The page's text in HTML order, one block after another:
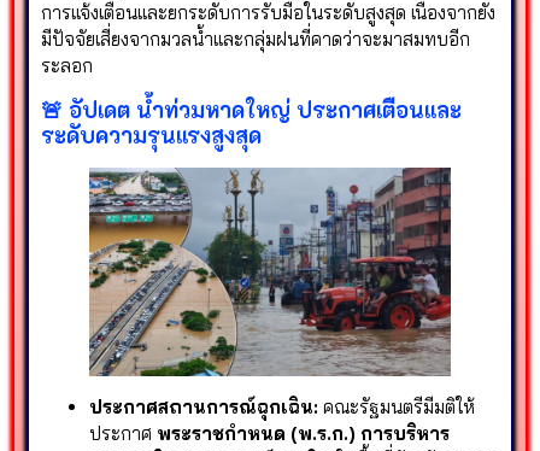
การแจ้งเตือนและยกระดับการรับมือในระดับสูงสุด เนื่องจากยัง
มีปัจจัยเสี่ยงจากมวลน้ำและกลุ่มฝนที่คาดว่าจะมาสมทบอีก
ระลอก
🚨 อัปเดต น้ำท่วมหาดใหญ่ ประกาศเตือนและ
ระดับความรุนแรงสูงสุด
ประกาศสถานการณ์ฉุกเฉิน: คณะรัฐมนตรีมีมติให้
ประกาศ พระราชกำหนด (พ.ร.ก.) การบริหาร